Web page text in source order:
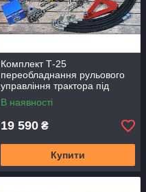
Комплект Т-25
переобладнання рульового
управління трактора під
насос дозатор Premium
В наявності
19 590 ₴
Купити